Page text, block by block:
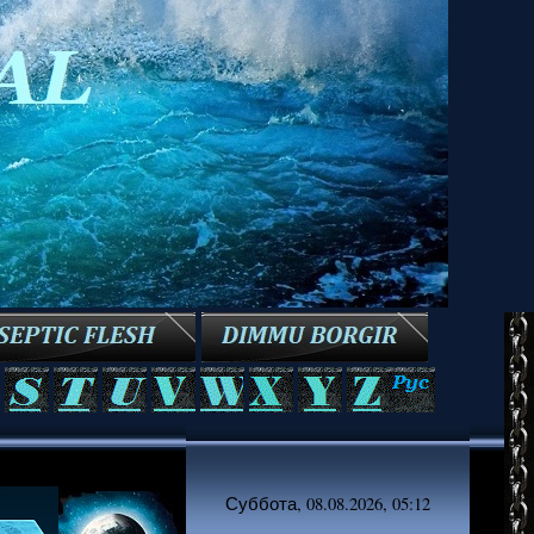
Суббота, 08.08.2026, 05:12